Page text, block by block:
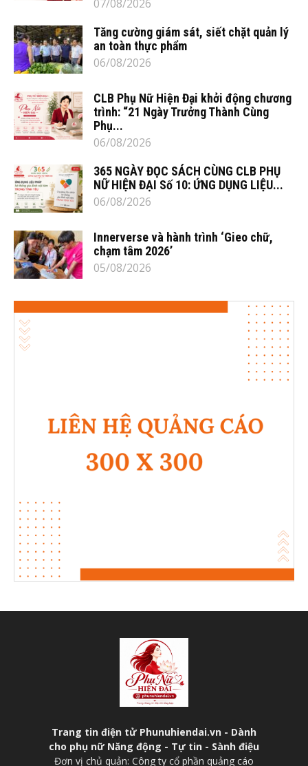
07/08/2026
Tăng cường giám sát, siết chặt quản lý
an toàn thực phẩm
06/08/2026
CLB Phụ Nữ Hiện Đại khởi động chương
trình: “21 Ngày Trưởng Thành Cùng
Phụ...
06/08/2026
365 NGÀY ĐỌC SÁCH CÙNG CLB PHỤ
NỮ HIỆN ĐẠI Số 10: ỨNG DỤNG LIỆU...
06/08/2026
Innerverse và hành trình ‘Gieo chữ,
chạm tâm 2026’
05/08/2026
Trang tin điện tử Phunuhiendai.vn - Dành
cho phụ nữ Năng động - Tự tin - Sành điệu
Đơn vị chủ quản: Công ty cổ phần quảng cáo